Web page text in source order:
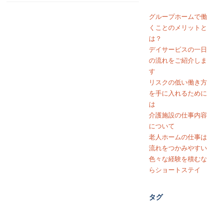
グループホームで働
くことのメリットと
は？
デイサービスの一日
の流れをご紹介しま
す
リスクの低い働き方
を手に入れるために
は
介護施設の仕事内容
について
老人ホームの仕事は
流れをつかみやすい
色々な経験を積むな
らショートステイ
タグ